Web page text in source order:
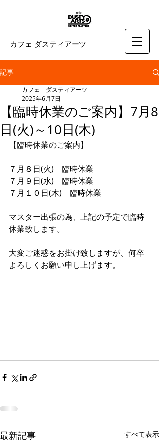
カフェ ダスティアーツ
記事
【臨時休業のご案内】7月8
日(火)～10日(木)
カフェ ダスティアーツ
2025年6月7日
【臨時休業のご案内】
７月８日(火)　臨時休業
７月９日(水)　臨時休業
７月１０日(木)　臨時休業
マスター出張の為、上記の予定で臨時
休業致します。
大変ご迷惑をお掛け致しますが、何卒
よろしくお願い申し上げます。
最新記事 すべて表示